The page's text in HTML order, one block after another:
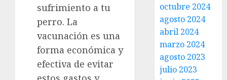
sufrimiento a tu
perro. La
vacunación es una
forma económica y
efectiva de evitar
octubre 2024
agosto 2024
abril 2024
marzo 2024
agosto 2023
julio 2023